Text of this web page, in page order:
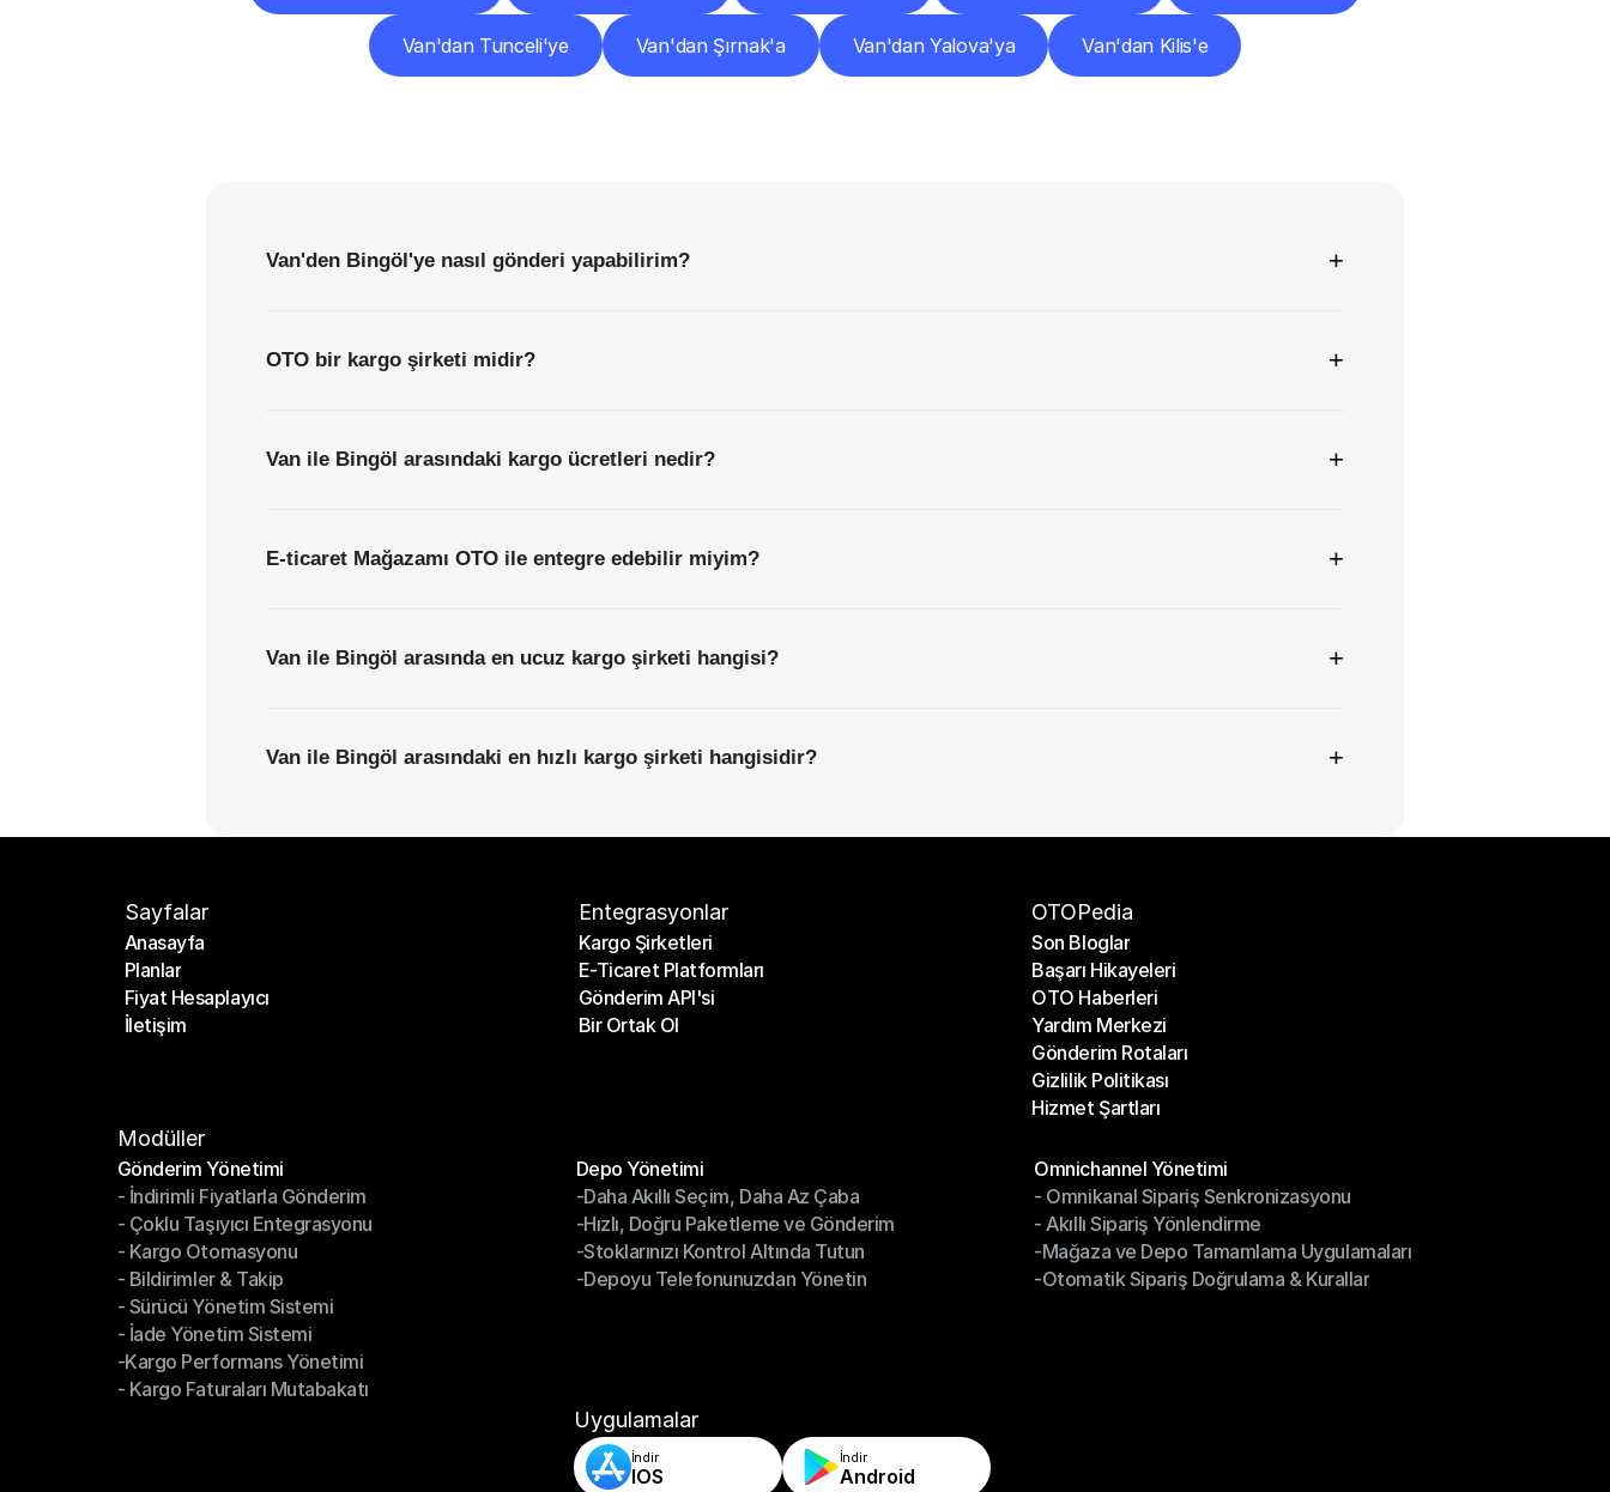
Van'dan Tunceli'ye Van'dan Şırnak'a Van'dan Yalova'ya Van'dan Kilis'e
Van'den Bingöl'ye nasıl gönderi yapabilirim? +
OTO bir kargo şirketi midir? +
Van ile Bingöl arasındaki kargo ücretleri nedir? +
E-ticaret Mağazamı OTO ile entegre edebilir miyim? +
Van ile Bingöl arasında en ucuz kargo şirketi hangisi? +
Van ile Bingöl arasındaki en hızlı kargo şirketi hangisidir? +
Sayfalar
Anasayfa
Anasayfa
Planlar
Planlar
Fiyat Hesaplayıcı
Fiyat Hesaplayıcı
İletişim
Entegrasyonlar
Kargo Şirketleri
Kargo Şirketleri
E-Ticaret Platformları
E-Ticaret Platformları
Gönderim API'si
Gönderim API'si
Bir Ortak Ol
OTOPedia
Son Bloglar
Son Bloglar
Başarı Hikayeleri
Başarı Hikayeleri
OTO Haberleri
OTO Haberleri
Yardım Merkezi
Yardım Merkezi
Gönderim Rotaları
Gönderim Rotaları
Gizlilik Politikası
Gizlilik Politikası
Hizmet Şartları
Modüller
Gönderim Yönetimi
Gönderim Yönetimi
- İndirimli Fiyatlarla Gönderim
- İndirimli Fiyatlarla Gönderim
- Çoklu Taşıyıcı Entegrasyonu
- Çoklu Taşıyıcı Entegrasyonu
- Kargo Otomasyonu
- Kargo Otomasyonu
- Bildirimler & Takip
- Bildirimler & Takip
- Sürücü Yönetim Sistemi
- Sürücü Yönetim Sistemi
- İade Yönetim Sistemi
- İade Yönetim Sistemi
-Kargo Performans Yönetimi
-Kargo Performans Yönetimi
- Kargo Faturaları Mutabakatı
Depo Yönetimi
Depo Yönetimi
-Daha Akıllı Seçim, Daha Az Çaba
-Daha Akıllı Seçim, Daha Az Çaba
-Hızlı, Doğru Paketleme ve Gönderim
-Hızlı, Doğru Paketleme ve Gönderim
-Stoklarınızı Kontrol Altında Tutun
-Stoklarınızı Kontrol Altında Tutun
-Depoyu Telefonunuzdan Yönetin
Omnichannel Yönetimi
Omnichannel Yönetimi
- Omnikanal Sipariş Senkronizasyonu
- Omnikanal Sipariş Senkronizasyonu
- Akıllı Sipariş Yönlendirme
- Akıllı Sipariş Yönlendirme
-Mağaza ve Depo Tamamlama Uygulamaları
-Mağaza ve Depo Tamamlama Uygulamaları
-Otomatik Sipariş Doğrulama & Kurallar
Uygulamalar
İndir
IOS
İndir
Android